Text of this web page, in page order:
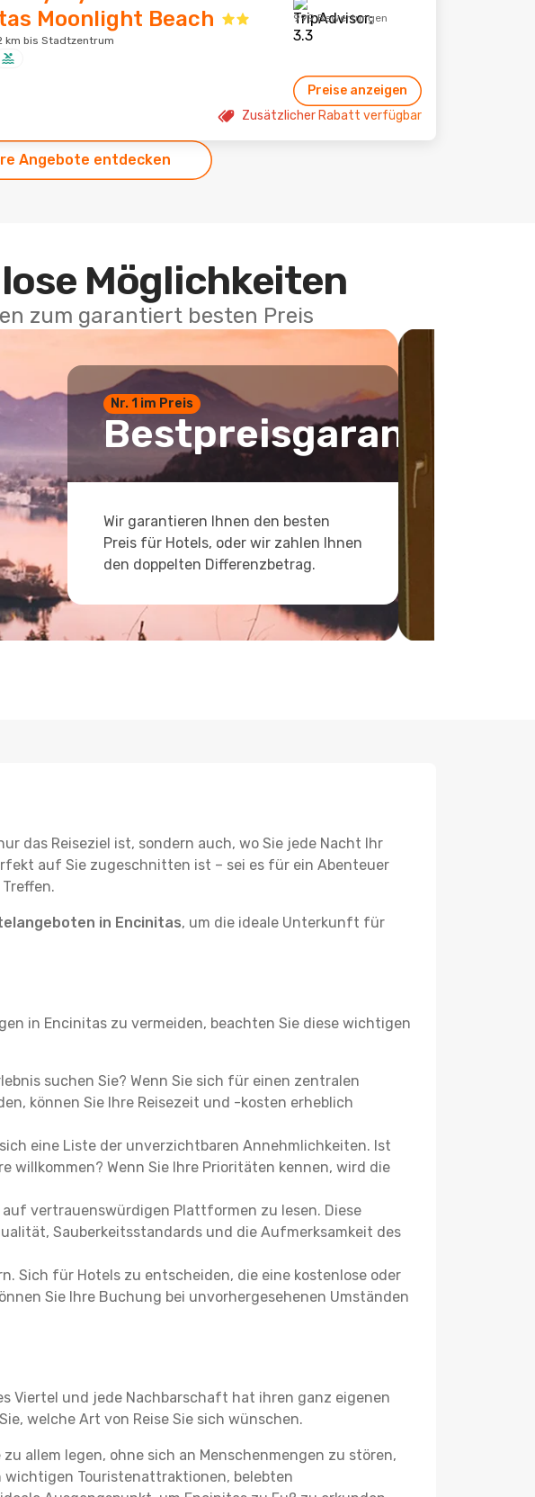
Moonlight Beach
km bis Stadtzentrum
999 Bewertungen
Preise anzeigen
Zusätzlicher Rabatt verfügbar
Angebote entdecken
Möglichkeiten
zum garantiert besten Preis
Nr. 1 im Preis
Bestpreisgarantie
Wir garantieren Ihnen den besten
Preis für Hotels, oder wir zahlen Ihnen
den doppelten Differenzbetrag.
das Reiseziel ist, sondern auch, wo Sie jede Nacht Ihr
auf Sie zugeschnitten ist – sei es für ein Abenteuer
in Encinitas, um die ideale Unterkunft für
in Encinitas zu vermeiden, beachten Sie diese wichtigen
suchen Sie? Wenn Sie sich für einen zentralen
können Sie Ihre Reisezeit und -kosten erheblich
eine Liste der unverzichtbaren Annehmlichkeiten. Ist
willkommen? Wenn Sie Ihre Prioritäten kennen, wird die
vertrauenswürdigen Plattformen zu lesen. Diese
Sauberkeitsstandards und die Aufmerksamkeit des
Sich für Hotels zu entscheiden, die eine kostenlose oder
Sie Ihre Buchung bei unvorhergesehenen Umständen
Viertel und jede Nachbarschaft hat ihren ganz eigenen
welche Art von Reise Sie sich wünschen.
allem legen, ohne sich an Menschenmengen zu stören,
wichtigen Touristenattraktionen, belebten